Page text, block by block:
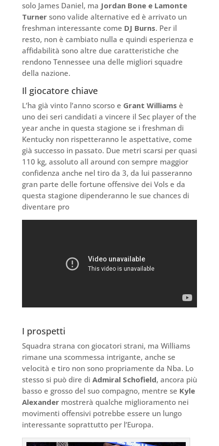
solo James Daniel, ma Jordan Bone e Lamonte
Turnersono valide alternative ed è arrivato un
freshman interessante come DJ Burns. Per il
resto, non è cambiato nulla e quindi esperienza e
affidabilità sono altre due caratteristiche che
rendono Tennessee una delle migliori squadre
della nazione.
Il giocatore chiave
L’ha già vinto l’anno scorso e Grant Williams è
uno dei seri candidati a vincere il Sec player of the
year anche in questa stagione se i freshman di
Kentucky non rispetteranno le aspettative, come
già successo in passato. Due metri scarsi per quasi
110 kg, assoluto all around con sempre maggior
confidenza anche nel tiro da 3, da lui passeranno
gran parte delle fortune offensive dei Vols e da
questa stagione dipenderanno le sue chances di
diventare pro
I prospetti
Squadra strana con giocatori strani, ma Williams
rimane una scommessa intrigante, anche se
velocità e tiro non sono propriamente da Nba. Lo
stesso si può dire di Admiral Schofield, ancora più
basso e grosso del suo compagno, mentre se Kyle
Alexandermostrerà qualche miglioramento nei
movimenti offensivi potrebbe essere un lungo
interessante soprattutto per l’Europa.